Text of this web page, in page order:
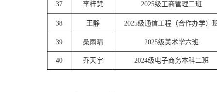
37 李梓慧 2025级工商管理二班
38 王静 2025级通信工程（合作办学）
39 桑雨晴 2025级美术学六班
40 乔天宇 2024级电子商务本科二班